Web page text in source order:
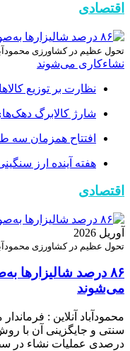
اقتصادی
تحول عظیم در کشاورزی
نشاءکاری می‌شوند
نظارت بر توزیع
شارژ کالابرگ دهک‌های
افتتاح همزمان سه
هفته آینده ارز
اقتصادی
آوریل 2026
تحول عظیم در کشاورزی
۸۶ درصد شالیزارها
می‌شوند
محمودآباد آنلاین :
درصدی عملیات نشاء در